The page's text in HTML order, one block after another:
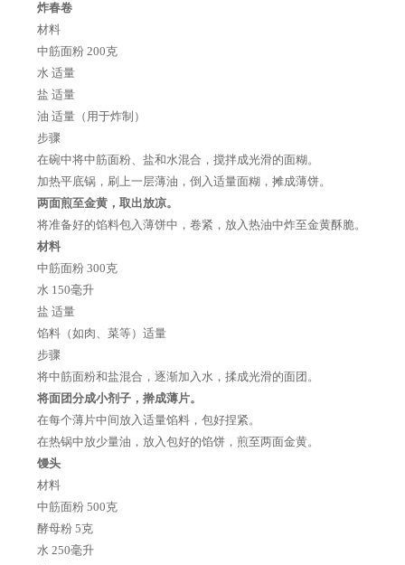
炸春卷
材料
中筋面粉 200克
水 适量
盐 适量
油 适量（用于炸制）
步骤
在碗中将中筋面粉、盐和水混合，搅拌成光滑的面糊。
加热平底锅，刷上一层薄油，倒入适量面糊，摊成薄饼。
两面煎至金黄，取出放凉。
将准备好的馅料包入薄饼中，卷紧，放入热油中炸至金黄酥脆。
材料
中筋面粉 300克
水 150毫升
盐 适量
馅料（如肉、菜等）适量
步骤
将中筋面粉和盐混合，逐渐加入水，揉成光滑的面团。
将面团分成小剂子，擀成薄片。
在每个薄片中间放入适量馅料，包好捏紧。
在热锅中放少量油，放入包好的馅饼，煎至两面金黄。
馒头
材料
中筋面粉 500克
酵母粉 5克
水 250毫升